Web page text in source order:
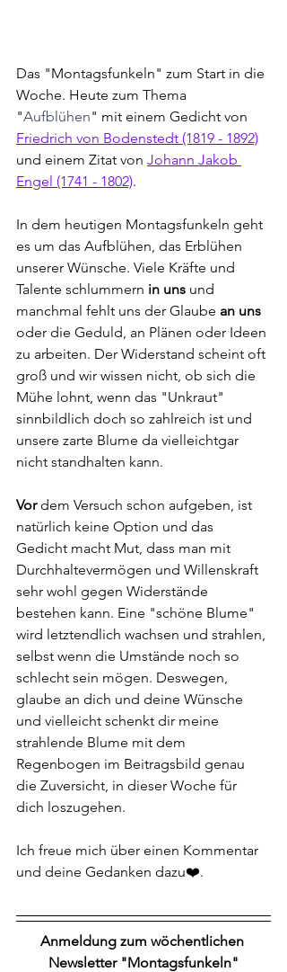
Das "Montagsfunkeln" zum Start in die
Woche. Heute zum Thema
"Aufblühen" mit einem Gedicht von
Friedrich von Bodenstedt (1819 - 1892)
und einem Zitat von Johann Jakob
Engel (1741 - 1802).
In dem heutigen Montagsfunkeln geht
es um das Aufblühen, das Erblühen
unserer Wünsche. Viele Kräfte und
Talente schlummern in uns und
manchmal fehlt uns der Glaube an uns
oder die Geduld, an Plänen oder Ideen
zu arbeiten. Der Widerstand scheint oft
groß und wir wissen nicht, ob sich die
Mühe lohnt, wenn das "Unkraut"
sinnbildlich doch so zahlreich ist und
unsere zarte Blume da vielleichtgar
nicht standhalten kann.
Vor dem Versuch schon aufgeben, ist
natürlich keine Option und das
Gedicht macht Mut, dass man mit
Durchhaltevermögen und Willenskraft
sehr wohl gegen Widerstände
bestehen kann. Eine "schöne Blume"
wird letztendlich wachsen und strahlen,
selbst wenn die Umstände noch so
schlecht sein mögen. Deswegen,
glaube an dich und deine Wünsche
und vielleicht schenkt dir meine
strahlende Blume mit dem
Regenbogen im Beitragsbild genau
die Zuversicht, in dieser Woche für
dich loszugehen.
Ich freue mich über einen Kommentar
und deine Gedanken dazu❤️.
Anmeldung zum wöchentlichen
Newsletter "Montagsfunkeln"